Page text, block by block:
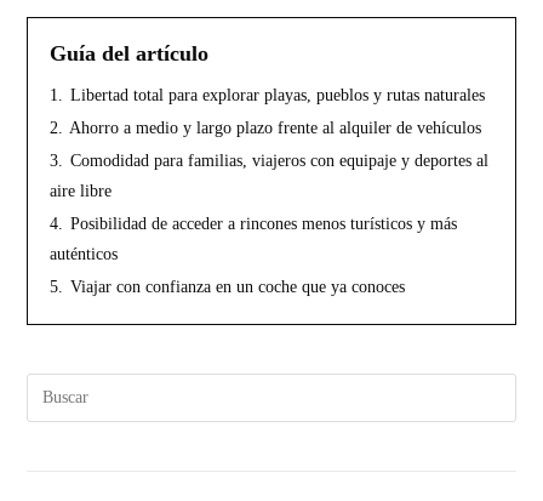
Guía del artículo
1.
Libertad total para explorar playas, pueblos y rutas naturales
2.
Ahorro a medio y largo plazo frente al alquiler de vehículos
3.
Comodidad para familias, viajeros con equipaje y deportes al
aire libre
4.
Posibilidad de acceder a rincones menos turísticos y más
auténticos
5.
Viajar con confianza en un coche que ya conoces